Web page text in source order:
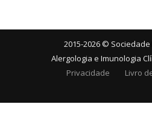
2015-2026 ©
Alergologia e Imunologia
Privacidade
Livro